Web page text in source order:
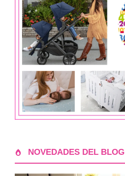
NOVEDADES DEL BLOG